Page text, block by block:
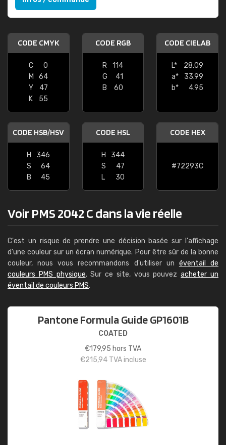
CODE CMYK
C
0
M
64
Y
47
K
55
CODE RGB
R
114
G
41
B
60
CODE CIELAB
L*
28.09
a*
33.99
b*
4.95
CODE HSB/HSV
H
346
S
64
B
45
CODE HSL
H
344
S
47
L
30
CODE HEX
#72293C
Voir PMS 2042 C dans la vie réelle
C'est un risque de prendre une décision basée sur l'affichage
d'une couleur sur un écran numérique. Pour être sûr de la bonne
couleur, nous vous recommandons d'utiliser un éventail de
couleurs PMS physique. Sur ce site, vous pouvezacheter un
éventail de couleurs PMS.
Pantone Formula Guide GP1601B
COATED
€179,95 hors TVA
€215,94TVA incluse